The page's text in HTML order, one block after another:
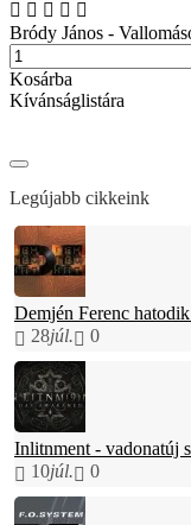
Bródy János -
Kosárba
Kívánságlistára
Legújabb cikkeink
Demjén Ferenc
28júl. 0
Inlitnment - vadonatúj
10júl. 0